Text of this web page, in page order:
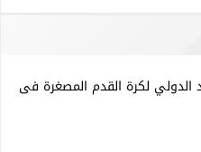
الدولي لكرة القدم المصغرة فى